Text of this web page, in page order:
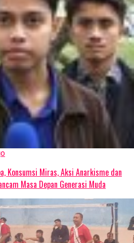
Konsumsi Miras, Aksi Anarkisme dan
Masa Depan Generasi Muda